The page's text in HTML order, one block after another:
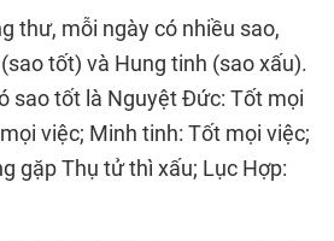
thư, mỗi ngày có nhiều sao,
tốt) và Hung tinh (sao xấu).
sao tốt là Nguyệt Đức: Tốt mọi
việc; Minh tinh: Tốt mọi việc;
gặp Thụ tử thì xấu; Lục Hợp: